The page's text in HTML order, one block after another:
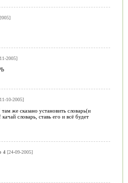
2005]
10-2005]
же сказано установить словарь(и
словарь, ставь его и всё будет
4[24-09-2005]